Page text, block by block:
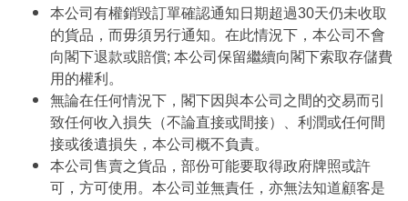
本公司有權銷毀訂單確認通知日期超過30天仍未收取
的貨品，而毋須另行通知。在此情況下，本公司不會
向閣下退款或賠償; 本公司保留繼續向閣下索取存儲費
用的權利。
無論在任何情況下，閣下因與本公司之間的交易而引
致任何收入損失（不論直接或間接）、利潤或任何間
接或後遺損失，本公司概不負責。
本公司售賣之貨品，部份可能要取得政府牌照或許
可，方可使用。本公司並無責任，亦無法知道顧客是